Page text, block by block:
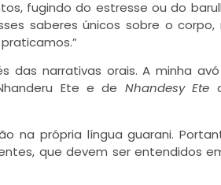
fugindo do estresse ou do
saberes únicos sobre o
das narrativas orais. A minha
Ete e de Nhandesy Ete
na própria língua guarani.
que devem ser entendidos